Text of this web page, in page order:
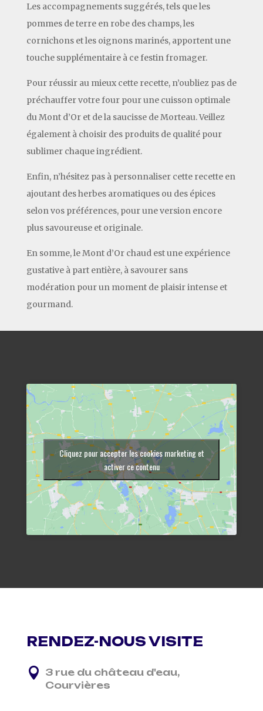
Les accompagnements suggérés, tels que les
pommes de terre en robe des champs, les
cornichons et les oignons marinés, apportent une
touche supplémentaire à ce festin fromager.
Pour réussir au mieux cette recette, n’oubliez pas de
préchauffer votre four pour une cuisson optimale
du Mont d’Or et de la saucisse de Morteau. Veillez
également à choisir des produits de qualité pour
sublimer chaque ingrédient.
Enfin, n’hésitez pas à personnaliser cette recette en
ajoutant des herbes aromatiques ou des épices
selon vos préférences, pour une version encore
plus savoureuse et originale.
En somme, le Mont d’Or chaud est une expérience
gustative à part entière, à savourer sans
modération pour un moment de plaisir intense et
gourmand.
Cliquez pour accepter les cookies marketing et
activer ce contenu
RENDEZ-NOUS VISITE
 3 rue du château d'eau,
Courvières